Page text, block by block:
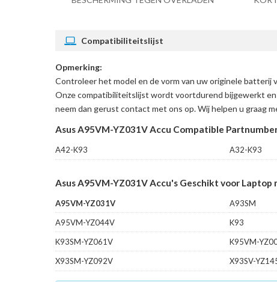
Compatibiliteitslijst
Opmerking:
Controleer het model en de vorm van uw originele batterij
Onze compatibiliteitslijst wordt voortdurend bijgewerkt
neem dan gerust contact met ons op. Wij helpen u graag
Asus A95VM-YZ031V Accu Compatible
A42-K93 A32-K93
Asus A95VM-YZ031V Accu's Geschikt voor Laptop
A95VM-YZ031V A93SM
A95VM-YZ044V
K93
K93SM-YZ061V
K95VM-
X93SM-YZ092V
X93SV-